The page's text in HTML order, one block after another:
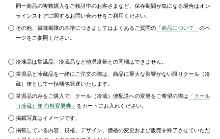
同一商品の複数購入をご検討中のお客さまなど、保存期間が気になる場合はオン
ラインストアに関するお問い合わせをご利用ください。
その他、賞味期限の基準につきましてはよくあるご質問の 「商品について」のペ
ージをご参照ください。
冷凍品は常温品、冷蔵品など他温度帯との同梱はできません。
常温品と冷蔵品を一緒にご注文の際は、商品に重大な影響がない限りクール（冷
蔵）便として一括梱包発送いたします。
常温品のみをご購入で、クール（冷蔵）便配送への変更をご希望の際は 「クール
（冷蔵）便 有料変更券」 をカートにお入れください。
掲載写真はイメージです。
掲載している内容、規格、デザイン、価格の変更および販売を終了させていただ